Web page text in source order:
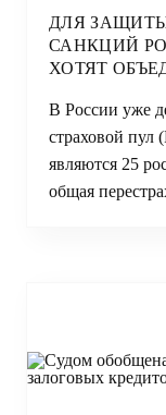
ДЛЯ
САНКЦИЙ
ХОТЯТ
В России уже
страховой пул
являются 25
общая